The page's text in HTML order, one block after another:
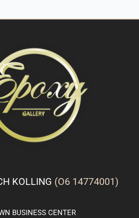
KOLLING (O6 14774001)
BUSINESS CENTER